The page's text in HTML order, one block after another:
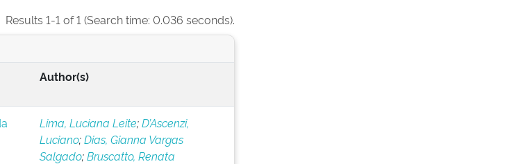
Results 1-1 of 1 (Search time: 0.036 seconds).
Author(s)
Lima, Luciana Leite;D’Ascenzi,
Luciano;Dias, Gianna Vargas
Salgado;Bruscatto, Renata